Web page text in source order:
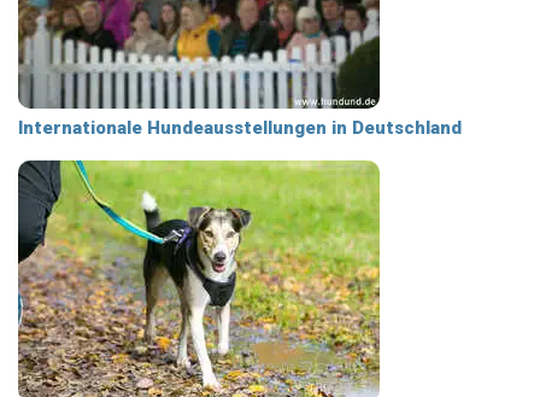
Internationale Hundeausstellungen in Deutschland